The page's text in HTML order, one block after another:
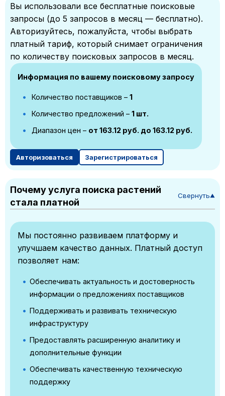
Вы использовали все бесплатные поисковые
запросы (до 5 запросов в месяц — бесплатно).
Авторизуйтесь, пожалуйста, чтобы выбрать
платный тариф, который снимает ограничения
по количеству поисковых запросов в месяц.
Информация по вашему поисковому запросу
Количество поставщиков – 1
Количество предложений – 1 шт.
Диапазон цен – от 163.12 руб. до 163.12 руб.
Авторизоваться Зарегистрироваться
Почему услуга поиска растений
стала платной
Свернуть▼
Мы постоянно развиваем платформу и
улучшаем качество данных. Платный доступ
позволяет нам:
Обеспечивать актуальность и достоверность
информации о предложениях поставщиков
Поддерживать и развивать техническую
инфраструктуру
Предоставлять расширенную аналитику и
дополнительные функции
Обеспечивать качественную техническую
поддержку